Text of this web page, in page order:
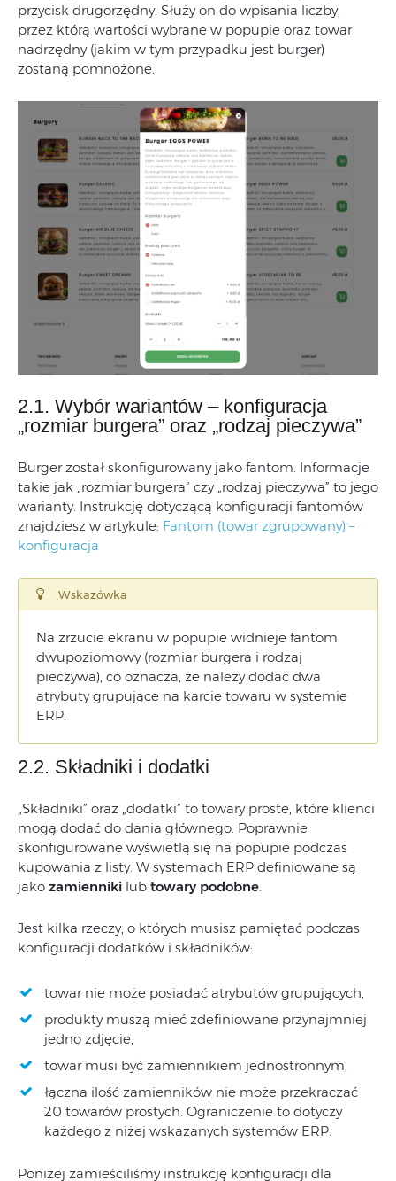
przycisk drugorzędny. Służy on do wpisania liczby,
przez którą wartości wybrane w popupie oraz towar
nadrzędny (jakim w tym przypadku jest burger)
zostaną pomnożone.
2.1. Wybór wariantów – konfiguracja
„rozmiar burgera” oraz „rodzaj pieczywa”
Burger został skonfigurowany jako fantom. Informacje
takie jak „rozmiar burgera” czy „rodzaj pieczywa” to jego
warianty. Instrukcję dotyczącą konfiguracji fantomów
znajdziesz w artykule: Fantom (towar zgrupowany) –
konfiguracja
Wskazówka
Na zrzucie ekranu w popupie widnieje fantom
dwupoziomowy (rozmiar burgera i rodzaj
pieczywa), co oznacza, że należy dodać dwa
atrybuty grupujące na karcie towaru w systemie
ERP.
2.2. Składniki i dodatki
„Składniki” oraz „dodatki” to towary proste, które klienci
mogą dodać do dania głównego. Poprawnie
skonfigurowane wyświetlą się na popupie podczas
kupowania z listy. W systemach ERP definiowane są
jako zamienniki lub towary podobne.
Jest kilka rzeczy, o których musisz pamiętać podczas
konfiguracji dodatków i składników:
towar nie może posiadać atrybutów grupujących,
produkty muszą mieć zdefiniowane przynajmniej
jedno zdjęcie,
towar musi być zamiennikiem jednostronnym,
łączna ilość zamienników nie może przekraczać
20 towarów prostych. Ograniczenie to dotyczy
każdego z niżej wskazanych systemów ERP.
Poniżej zamieściliśmy instrukcję konfiguracji dla